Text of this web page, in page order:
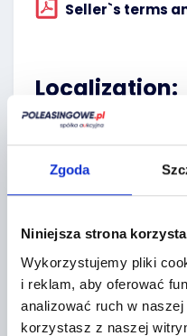
Zgoda
Niniejsza strona
Wykorzystujemy pliki
i reklam, aby oferować
analizować ruch w naszej
korzystasz z naszej
Seller`s terms
Localization:
Tarczyn,
Żytnia 2
+
−